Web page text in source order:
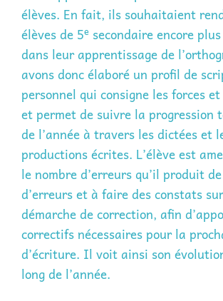
élèves. En fait, ils souhaitaient
élèves de 5e secondaire encore
dans leur apprentissage de
avons donc élaboré un profil de
personnel qui consigne les forces
et permet de suivre la progression
de l’année à travers les dictées et
productions écrites. L’élève est
le nombre d’erreurs qu’il produit
d’erreurs et à faire des constats
démarche de correction, afin
correctifs nécessaires pour la
d’écriture. Il voit ainsi son
long de l’année.